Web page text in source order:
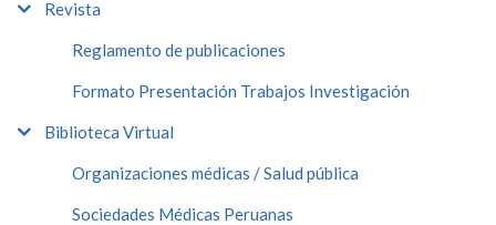
Revista
Reglamento de publicaciones
Formato Presentación Trabajos Investigación
Biblioteca Virtual
Organizaciones médicas / Salud pública
Sociedades Médicas Peruanas